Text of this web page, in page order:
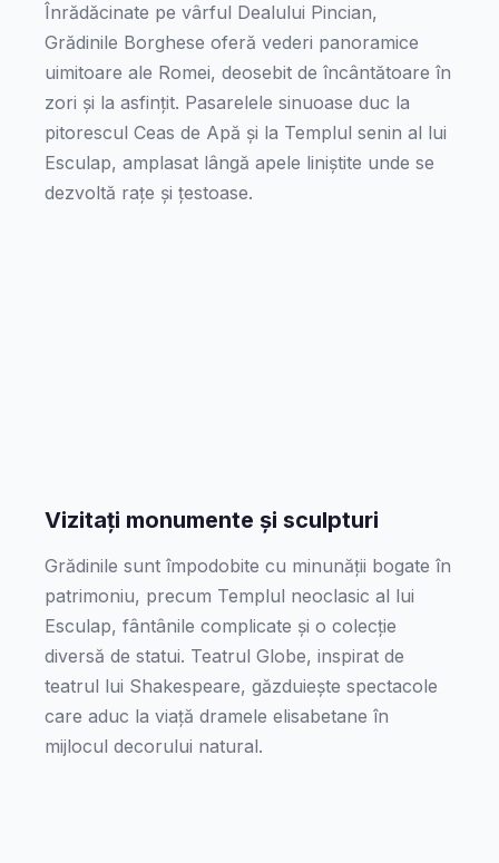
Înrădăcinate pe vârful Dealului Pincian,
Grădinile Borghese oferă vederi panoramice
uimitoare ale Romei, deosebit de încântătoare în
zori și la asfințit. Pasarelele sinuoase duc la
pitorescul Ceas de Apă și la Templul senin al lui
Esculap, amplasat lângă apele liniștite unde se
dezvoltă rațe și țestoase.
Vizitați monumente și sculpturi
Grădinile sunt împodobite cu minunății bogate în
patrimoniu, precum Templul neoclasic al lui
Esculap, fântânile complicate și o colecție
diversă de statui. Teatrul Globe, inspirat de
teatrul lui Shakespeare, găzduiește spectacole
care aduc la viață dramele elisabetane în
mijlocul decorului natural.